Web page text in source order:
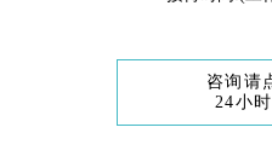
咨询请
24小